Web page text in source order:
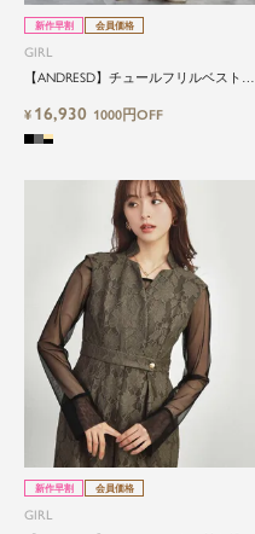
新作早割 会員価格
GIRL
【ANDRESD】チュールフリルベスト付
3点セット
¥ 16,930 1000円OFF
新作早割 会員価格
GIRL